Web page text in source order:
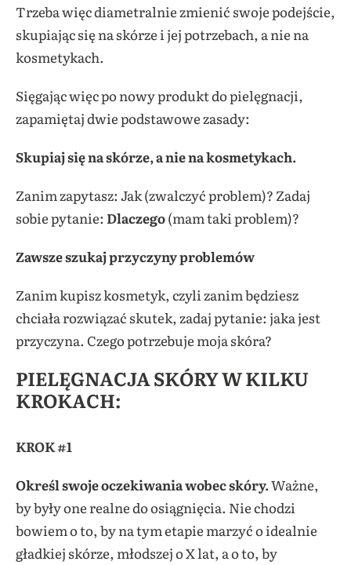
Trzeba więc diametralnie zmienić swoje podejście,
skupiając się na skórze i jej potrzebach, a nie na
kosmetykach.
Sięgając więc po nowy produkt do pielęgnacji,
zapamiętaj dwie podstawowe zasady:
Skupiaj się na skórze, a nie na kosmetykach.
Zanim zapytasz: Jak (zwalczyć problem)? Zadaj
sobie pytanie: Dlaczego(mam taki problem)?
Zawsze szukaj przyczyny problemów
Zanim kupisz kosmetyk, czyli zanim będziesz
chciała rozwiązać skutek, zadaj pytanie: jaka jest
przyczyna. Czego potrzebuje moja skóra?
PIELĘGNACJA SKÓRY W KILKU
KROKACH:
KROK #1
Określ swoje oczekiwania wobec skóry.Ważne,
by były one realne do osiągnięcia. Nie chodzi
bowiem o to, by na tym etapie marzyć o idealnie
gładkiej skórze, młodszej o X lat, a o to, by